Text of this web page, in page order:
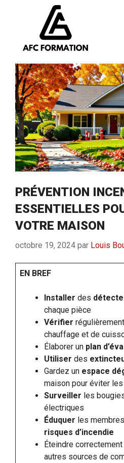
PRÉVENTION
ESSENTIELLES
VOTRE MAISON
octobre 19, 2024 par Louis
EN BREF
Installer des
chaque pièce
Vérifier
chauffage et de
Élaborer un plan
Utiliser des
Gardez un espace
maison pour éviter
Surveiller les
électriques
Éduquer les
risques d’incendie
Éteindre
autres sources de